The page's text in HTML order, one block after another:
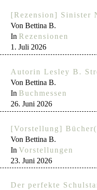
[Rezension] Sinister
Von Bettina B.
In Rezensionen
1. Juli 2026
Autorin Lesley B.
Von Bettina B.
In Buchmessen
26. Juni 2026
[Vorstellung]
Von Bettina B.
In Vorstellungen
23. Juni 2026
Der perfekte